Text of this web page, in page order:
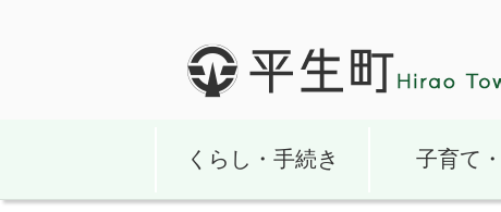
くらし・手続き 子育て